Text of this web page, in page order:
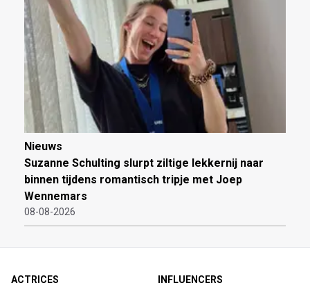
Nieuws
Suzanne Schulting slurpt ziltige lekkernij naar
binnen tijdens romantisch tripje met Joep
Wennemars
08-08-2026
ACTRICES
INFLUENCERS